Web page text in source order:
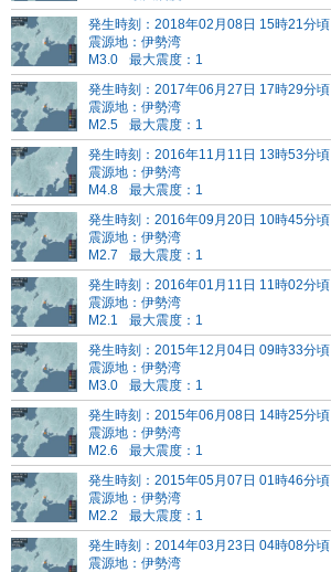
発生時刻：2018年02月08日 15時21分頃
震源地：伊勢湾
M3.0
最大震度：1
発生時刻：2017年06月27日 17時29分頃
震源地：伊勢湾
M2.5
最大震度：1
発生時刻：2016年11月11日 13時53分頃
震源地：伊勢湾
M4.8
最大震度：1
発生時刻：2016年09月20日 10時45分頃
震源地：伊勢湾
M2.7
最大震度：1
発生時刻：2016年01月11日 11時02分頃
震源地：伊勢湾
M2.1
最大震度：1
発生時刻：2015年12月04日 09時33分頃
震源地：伊勢湾
M3.0
最大震度：1
発生時刻：2015年06月08日 14時25分頃
震源地：伊勢湾
M2.6
最大震度：1
発生時刻：2015年05月07日 01時46分頃
震源地：伊勢湾
M2.2
最大震度：1
発生時刻：2014年03月23日 04時08分頃
震源地：伊勢湾